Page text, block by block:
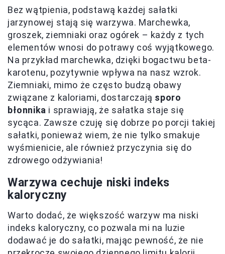
Bez wątpienia, podstawą każdej sałatki
jarzynowej stają się warzywa. Marchewka,
groszek, ziemniaki oraz ogórek – każdy z tych
elementów wnosi do potrawy coś wyjątkowego.
Na przykład marchewka, dzięki bogactwu beta-
karotenu, pozytywnie wpływa na nasz wzrok.
Ziemniaki, mimo że często budzą obawy
związane z kaloriami, dostarczają sporo
błonnika i sprawiają, że sałatka staje się
sycąca. Zawsze czuję się dobrze po porcji takiej
sałatki, ponieważ wiem, że nie tylko smakuje
wyśmienicie, ale również przyczynia się do
zdrowego odżywiania!
Warzywa cechuje niski indeks
kaloryczny
Warto dodać, że większość warzyw ma niski
indeks kaloryczny, co pozwala mi na luzie
dodawać je do sałatki, mając pewność, że nie